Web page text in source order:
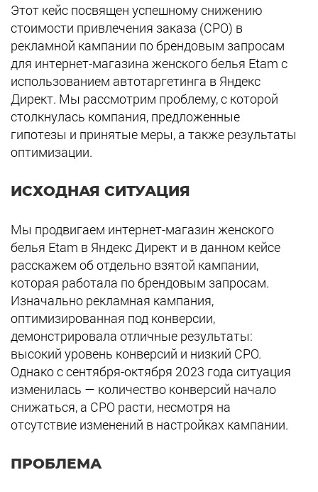
Этот кейс посвящен успешному снижению
стоимости привлечения заказа (CPO) в
рекламной кампании по брендовым запросам
для интернет-магазина женского белья Etam с
использованием автотаргетинга в Яндекс
Директ. Мы рассмотрим проблему, с которой
столкнулась компания, предложенные
гипотезы и принятые меры, а также результаты
оптимизации.
ИСХОДНАЯ СИТУАЦИЯ
Мы продвигаем интернет-магазин женского
белья Etam в Яндекс Директ и в данном кейсе
расскажем об отдельно взятой кампании,
которая работала по брендовым запросам.
Изначально рекламная кампания,
оптимизированная под конверсии,
демонстрировала отличные результаты:
высокий уровень конверсий и низкий CPO.
Однако с сентября-октября 2023 года ситуация
изменилась — количество конверсий начало
снижаться, а CPO расти, несмотря на
отсутствие изменений в настройках кампании.
ПРОБЛЕМА